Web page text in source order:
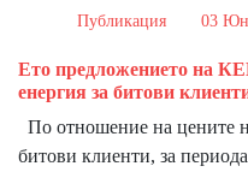
Публикация 03
Ето предложението на
енергия за битови
По отношение на цените
битови клиенти, за